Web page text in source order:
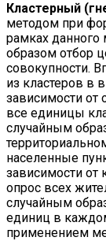
Кластерный
методом при
рамках данного
образом отбор
совокупности.
из кластеров в
зависимости от
все единицы
случайным
населенные
зависимости от
опрос всех
случайным
единиц в
применением